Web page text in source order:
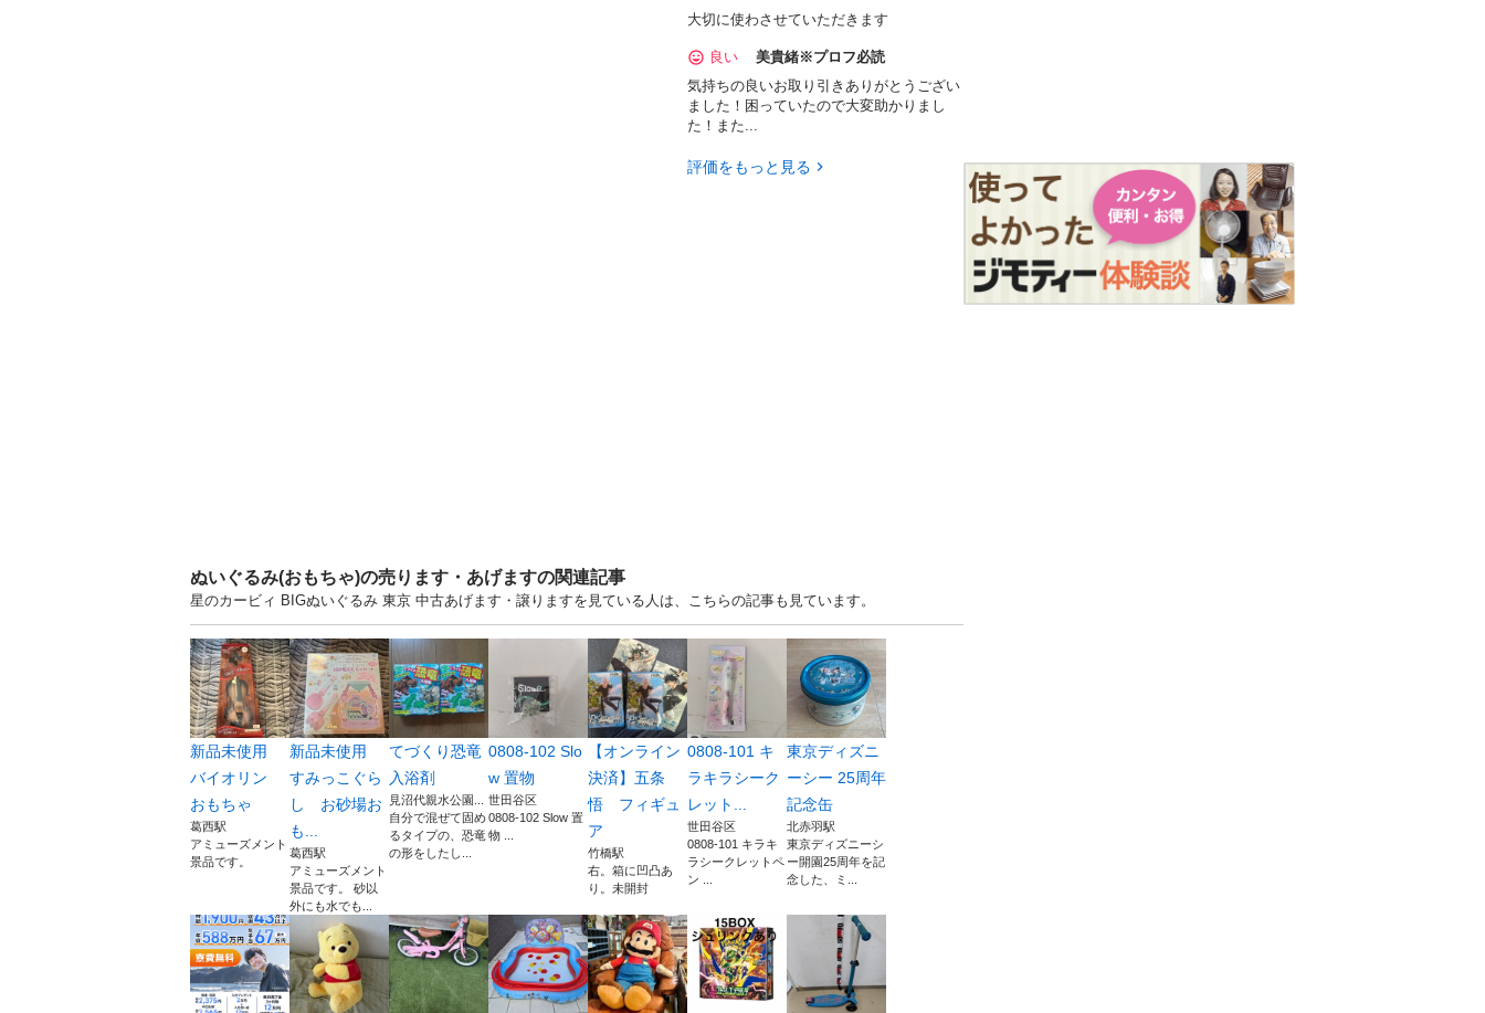
大切に使わさせていただきます
良い
美貴緒※プロフ必読
気持ちの良いお取り引きありがとうござい
ました！困っていたので大変助かりまし
た！また...
評価をもっと見る
ぬいぐるみ(おもちゃ)の売ります・あげますの関連記事
星のカービィ BIGぬいぐるみ 東京 中古あげます・譲りますを見ている人は、こちらの記事も見ています。
新品未使用
バイオリン
おもちゃ
葛西駅
アミューズメント
景品です。
新品未使用
すみっこぐら
し お砂場お
も...
葛西駅
アミューズメント
景品です。 砂以
外にも水でも...
てづくり恐竜
入浴剤
見沼代親水公園...
自分で混ぜて固め
るタイプの、恐竜
の形をしたし...
0808-102 Slo
w 置物
世田谷区
0808-102 Slow 置
物 ...
【オンライン
決済】五条
悟 フィギュ
ア
竹橋駅
右。箱に凹凸あ
り。未開封
0808-101 キ
ラキラシーク
レット...
世田谷区
0808-101 キラキ
ラシークレットペ
ン ...
東京ディズニ
ーシー 25周年
記念缶
北赤羽駅
東京ディズニーシ
ー開園25周年を記
念した、ミ...